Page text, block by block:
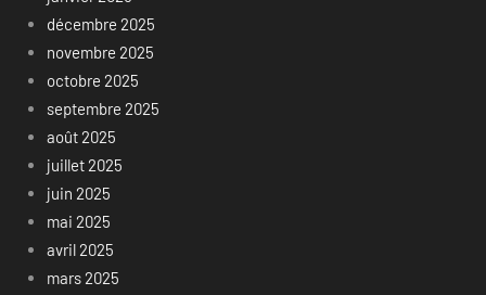
décembre 2025
novembre 2025
octobre 2025
septembre 2025
août 2025
juillet 2025
juin 2025
mai 2025
avril 2025
mars 2025